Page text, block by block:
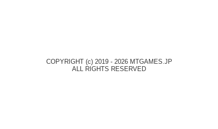
COPYRIGHT (c) 2019 - 2026 MTGAMES.JP
ALL RIGHTS RESERVED